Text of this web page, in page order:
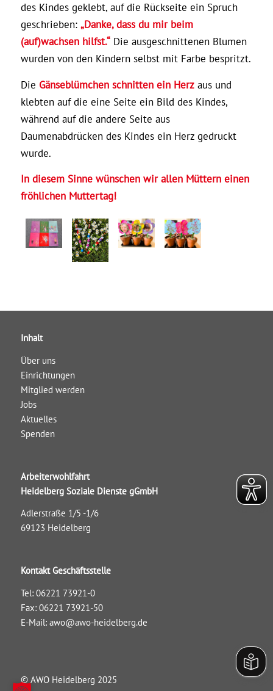
des Kindes geklebt, auf die Rückseite ein Spruch
geschrieben: „Danke, dass du mir beim
(auf)wachsen hilfst.“Die ausgeschnittenen Blumen
wurden von den Kindern selbst mit Farbe bespritzt.
Die Gänseblümchen schnitten ein Herzaus und
klebten auf die eine Seite ein Bild des Kindes,
während auf die andere Seite aus
Daumenabdrücken des Kindes ein Herz gedruckt
wurde.
In diesem Sinne wünschen wir allen Müttern einen
fröhlichen Muttertag!
Inhalt
Über uns
Einrichtungen
Mitglied werden
Jobs
Aktuelles
Spenden
Arbeiterwohlfahrt
Heidelberg Soziale Dienste gGmbH
Adlerstraße 1/5 -1/6
69123 Heidelberg
Kontakt Geschäftsstelle
Tel: 06221 73921-0
Fax: 06221 73921-50
E-Mail: awo@awo-heidelberg.de
© AWO Heidelberg 2025